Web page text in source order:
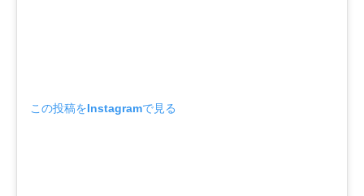
この投稿をInstagramで見る